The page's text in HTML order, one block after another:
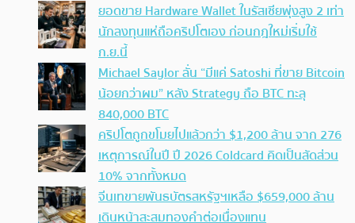
ยอดขาย Hardware Wallet ในรัสเซียพุ่งสูง 2 เท่า
นักลงทุนแห่ถือคริปโตเอง ก่อนกฎใหม่เริ่มใช้
ก.ย.นี้
Michael Saylor ลั่น “มีแค่ Satoshi ที่ขาย Bitcoin
น้อยกว่าผม” หลัง Strategy ถือ BTC ทะลุ
840,000 BTC
คริปโตถูกขโมยไปแล้วกว่า $1,200 ล้าน จาก 276
เหตุการณ์ในปี ปี 2026 Coldcard คิดเป็นสัดส่วน
10% จากทั้งหมด
จีนเทขายพันธบัตรสหรัฐฯเหลือ $659,000 ล้าน
เดินหน้าสะสมทองคำต่อเนื่องแทน